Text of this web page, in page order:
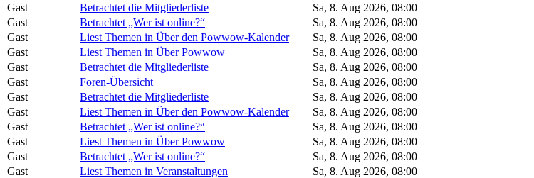
Gast
Betrachtet die Mitgliederliste
Sa, 8. Aug 2026, 08:00
Gast
Betrachtet „Wer ist online?“
Sa, 8. Aug 2026, 08:00
Gast
Liest Themen in Über den Powwow-Kalender
Sa, 8. Aug 2026, 08:00
Gast
Liest Themen in Über Powwow
Sa, 8. Aug 2026, 08:00
Gast
Betrachtet die Mitgliederliste
Sa, 8. Aug 2026, 08:00
Gast
Foren-Übersicht
Sa, 8. Aug 2026, 08:00
Gast
Betrachtet die Mitgliederliste
Sa, 8. Aug 2026, 08:00
Gast
Liest Themen in Über den Powwow-Kalender
Sa, 8. Aug 2026, 08:00
Gast
Betrachtet „Wer ist online?“
Sa, 8. Aug 2026, 08:00
Gast
Liest Themen in Über Powwow
Sa, 8. Aug 2026, 08:00
Gast
Betrachtet „Wer ist online?“
Sa, 8. Aug 2026, 08:00
Gast
Liest Themen in Veranstaltungen
Sa, 8. Aug 2026, 08:00